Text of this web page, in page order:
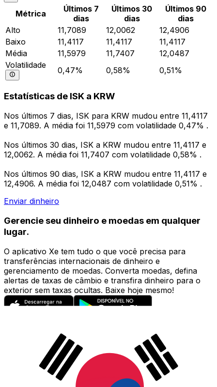
Métrica
Últimos 7
dias
Últimos 30
dias
Últimos 90
dias
Alto
11,7089 12,0062
12,4906
Baixo
11,4117 11,4117
11,4117
Média
11,5979 11,7407
12,0487
Volatilidade
0,47% 0,58% 0,51%
Estatísticas de ISK a KRW
Nos últimos 7 dias, ISK para KRW mudou entre 11,4117
e 11,7089. A média foi 11,5979 com volatilidade 0,47% .
Nos últimos 30 dias, ISK a KRW mudou entre 11,4117 e
12,0062. A média foi 11,7407 com volatilidade 0,58% .
Nos últimos 90 dias, ISK a KRW mudou entre 11,4117 e
12,4906. A média foi 12,0487 com volatilidade 0,51% .
Enviar dinheiro
Gerencie seu dinheiro e moedas em qualquer
lugar.
O aplicativo Xe tem tudo o que você precisa para
transferências internacionais de dinheiro e
gerenciamento de moedas. Converta moedas, defina
alertas de taxas de câmbio e transfira dinheiro para o
exterior sem taxas ocultas. Baixe hoje mesmo!